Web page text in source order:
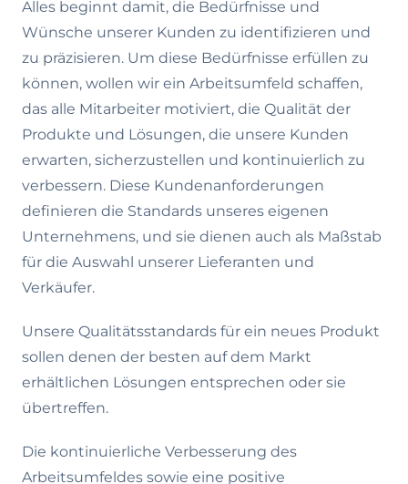
Alles beginnt damit, die Bedürfnisse und
Wünsche unserer Kunden zu identifizieren und
zu präzisieren. Um diese Bedürfnisse erfüllen zu
können, wollen wir ein Arbeitsumfeld schaffen,
das alle Mitarbeiter motiviert, die Qualität der
Produkte und Lösungen, die unsere Kunden
erwarten, sicherzustellen und kontinuierlich zu
verbessern. Diese Kundenanforderungen
definieren die Standards unseres eigenen
Unternehmens, und sie dienen auch als Maßstab
für die Auswahl unserer Lieferanten und
Verkäufer.
Unsere Qualitätsstandards für ein neues Produkt
sollen denen der besten auf dem Markt
erhältlichen Lösungen entsprechen oder sie
übertreffen.
Die kontinuierliche Verbesserung des
Arbeitsumfeldes sowie eine positive